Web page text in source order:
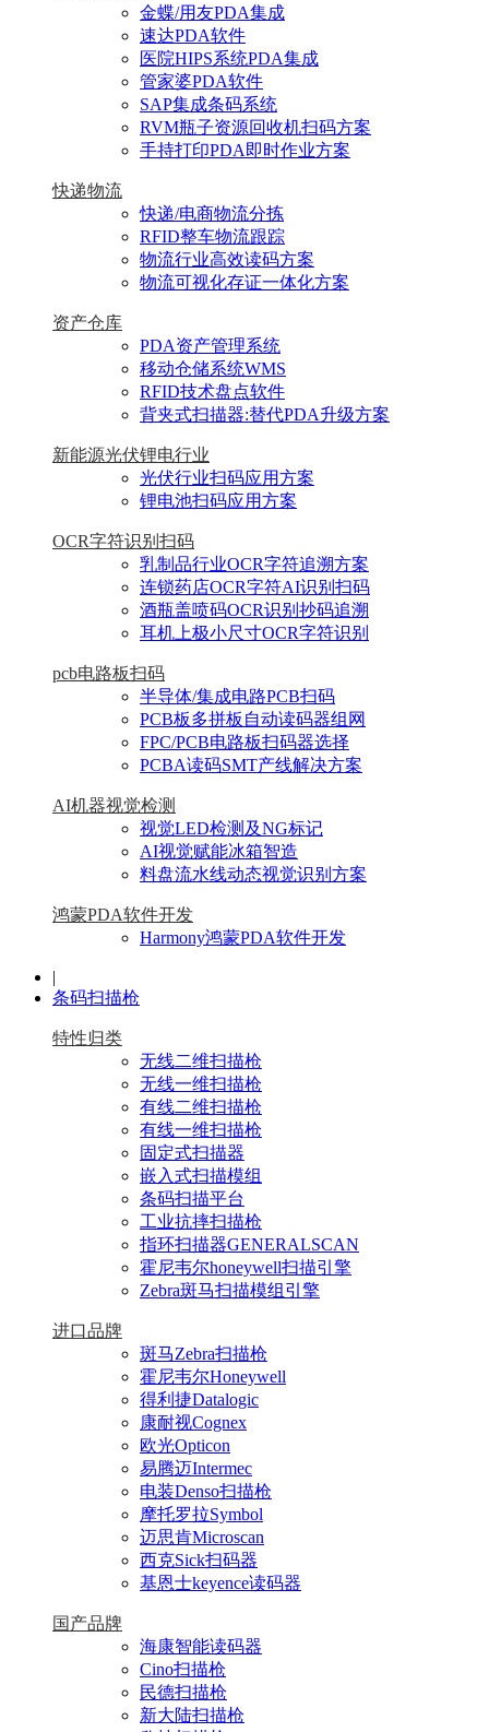
金蝶/用友PDA集成
速达PDA软件
医院HIPS系统PDA集成
管家婆PDA软件
SAP集成条码系统
RVM瓶子资源回收机扫码方案
手持打印PDA即时作业方案
快递物流
快递/电商物流分拣
RFID整车物流跟踪
物流行业高效读码方案
物流可视化存证一体化方案
资产仓库
PDA资产管理系统
移动仓储系统WMS
RFID技术盘点软件
背夹式扫描器:替代PDA升级方案
新能源光伏锂电行业
光伏行业扫码应用方案
锂电池扫码应用方案
OCR字符识别扫码
乳制品行业OCR字符追溯方案
连锁药店OCR字符AI识别扫码
酒瓶盖喷码OCR识别抄码追溯
耳机上极小尺寸OCR字符识别
pcb电路板扫码
半导体/集成电路PCB扫码
PCB板多拼板自动读码器组网
FPC/PCB电路板扫码器选择
PCBA读码SMT产线解决方案
AI机器视觉检测
视觉LED检测及NG标记
AI视觉赋能冰箱智造
料盘流水线动态视觉识别方案
鸿蒙PDA软件开发
Harmony鸿蒙PDA软件开发
|
条码扫描枪
特性归类
无线二维扫描枪
无线一维扫描枪
有线二维扫描枪
有线一维扫描枪
固定式扫描器
嵌入式扫描模组
条码扫描平台
工业抗摔扫描枪
指环扫描器GENERALSCAN
霍尼韦尔honeywell扫描引擎
Zebra斑马扫描模组引擎
进口品牌
斑马Zebra扫描枪
霍尼韦尔Honeywell
得利捷Datalogic
康耐视Cognex
欧光Opticon
易腾迈Intermec
电装Denso扫描枪
摩托罗拉Symbol
迈思肯Microscan
西克Sick扫码器
基恩士keyence读码器
国产品牌
海康智能读码器
Cino扫描枪
民德扫描枪
新大陆扫描枪